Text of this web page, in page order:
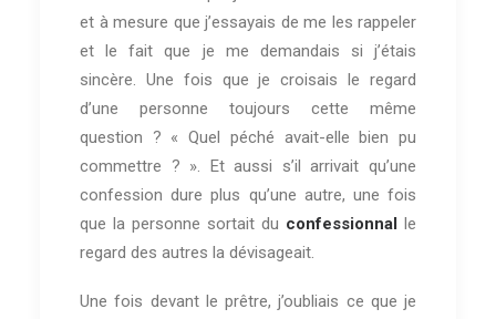
et à mesure que j’essayais de me les rappeler
et le fait que je me demandais si j’étais
sincère. Une fois que je croisais le regard
d’une personne toujours cette même
question ? « Quel péché avait-elle bien pu
commettre ? ». Et aussi s’il arrivait qu’une
confession dure plus qu’une autre, une fois
que la personne sortait du confessionnal le
regard des autres la dévisageait.
Une fois devant le prêtre, j’oubliais ce que je